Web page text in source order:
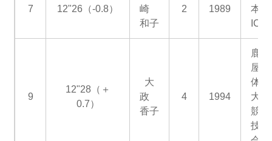
7 12"26（‐0.8）
崎
和子
2 1989
本
IC
9
12"28（＋
0.7）
大
政
香子
4 1994
鹿
屋
体
大
競
技